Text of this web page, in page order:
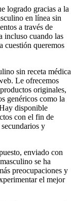
logrado gracias a la
en línea sin
a través de
incluso cuando las
cuestión queremos
sin receta médica
Le ofrecemos
originales,
genéricos como la
disponible
con el fin de
y
enviado con
se ha
preocupaciones y
el mejor